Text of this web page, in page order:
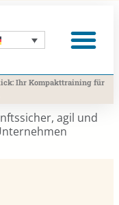
Ihr Kompakttraining für
agil und